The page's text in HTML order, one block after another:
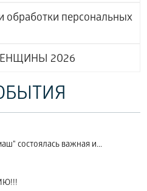
обработки персональных
2026
состоялась важная и...